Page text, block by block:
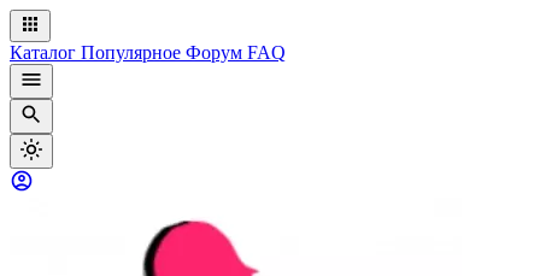
Каталог Популярное Форум FAQ